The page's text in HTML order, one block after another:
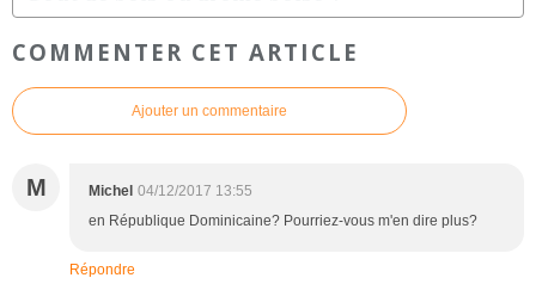
COMMENTER CET ARTICLE
Ajouter un commentaire
M Michel 04/12/2017 13:55
en République Dominicaine? Pourriez-vous m'en dire plus?
Répondre